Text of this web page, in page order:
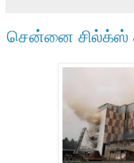
சென்னை சில்க்ஸ்